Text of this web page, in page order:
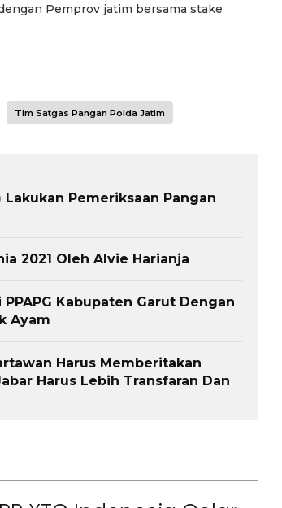
Pemprov jatim bersama stake
Tim Satgas Pangan Polda Jatim
Pemeriksaan Pangan
2021 Oleh Alvie Harianja
Kabupaten Garut Dengan
Ayam
Harus Memberitakan
Harus Lebih Transfaran Dan